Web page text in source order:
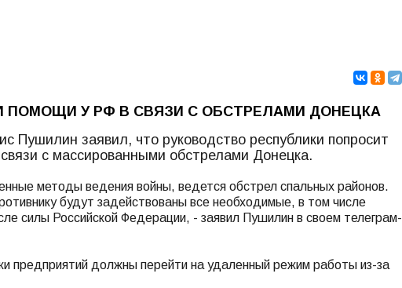
ПОМОЩИ У РФ В СВЯЗИ С ОБСТРЕЛАМИ ДОНЕЦКА
Пушилин заявил, что руководство республики попросит
с массированными обстрелами Донецка.
методы ведения войны, ведется обстрел спальных районов.
будут задействованы все необходимые, в том числе
силы Российской Федерации, - заявил Пушилин в своем телеграм-
предприятий должны перейти на удаленный режим работы из-за